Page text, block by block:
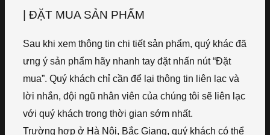
| ĐẶT MUA SẢN PHẨM
Sau khi xem thông tin chi tiết sản phẩm, quý khác đã
ưng ý sản phẩm hãy nhanh tay đặt nhấn nút “Đặt
mua”. Quý khách chỉ cần để lại thông tin liên lạc và
lời nhắn, đội ngũ nhân viên của chúng tôi sẽ liên lạc
với quý khách trong thời gian sớm nhất.
Trường hợp ở Hà Nội, Bắc Giang, quý khách có thể